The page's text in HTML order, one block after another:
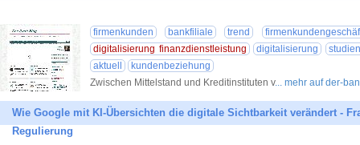
firmenkunden bankfiliale trend
digitalisierung finanzdienstleistung
digitalisierung
studien
aktuell
kundenbeziehung
Zwischen Mittelstand und Kreditinstituten v... mehr auf der-
Wie Google mit KI-Übersichten die digitale Sichtbarkeit verändert -
Regulierung